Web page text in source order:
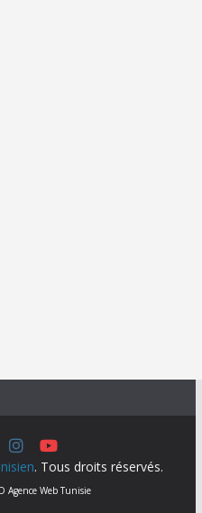
. Tous droits réservés.
Agence Web Tunisie